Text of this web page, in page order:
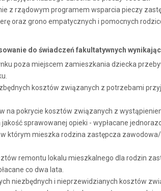
z rządowym programem wsparcia pieczy
oraz grono empatycznych i pomocnych
do świadczeń fakultatywnych
poza miejscem zamieszkania dziecka
kosztów związanych z potrzebami
na pokrycie kosztów związanych z
sprawowanej opieki - wypłacane
którym mieszka rodzina zastępcza
remontu lokalu mieszkalnego dla rodzin
co dwa lata.
niezbędnych i nieprzewidzianych kosztów